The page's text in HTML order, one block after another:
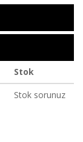
Stok
Stok sorunuz